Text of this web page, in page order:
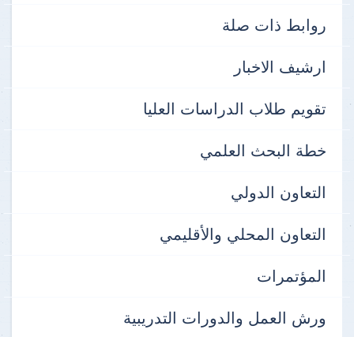
روابط ذات صلة
ارشيف الاخبار
تقويم طلاب الدراسات العليا
خطة البحث العلمي
التعاون الدولي
التعاون المحلي والأقليمي
المؤتمرات
ورش العمل والدورات التدريبية